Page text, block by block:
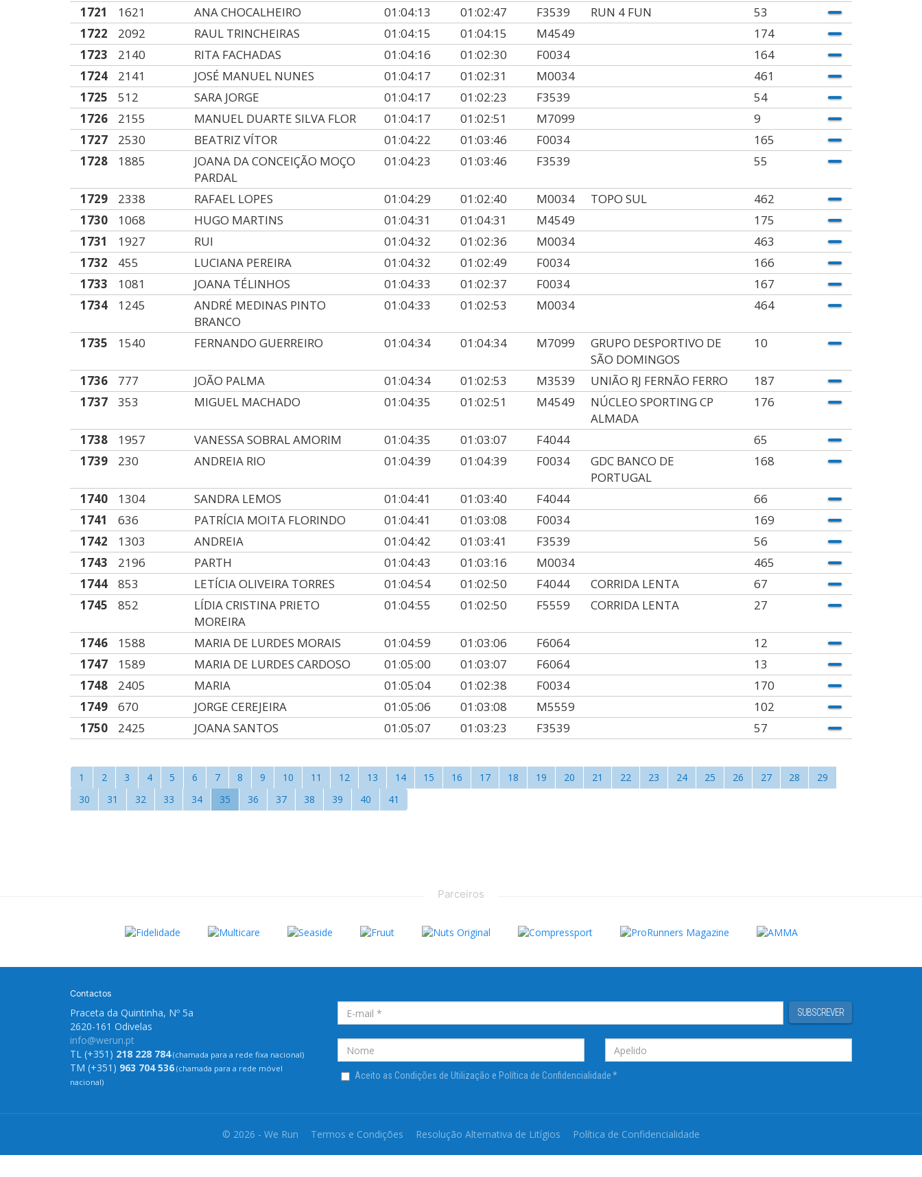
1721
1621 ANA CHOCALHEIRO 01:04:13 01:02:47 F3539 RUN 4 FUN
53
1722
2092 RAUL TRINCHEIRAS 01:04:15 01:04:15 M4549
174
1723
2140 RITA FACHADAS 01:04:16 01:02:30 F0034
164
1724
2141 JOSÉ MANUEL NUNES 01:04:17 01:02:31 M0034
461
1725
512 SARA JORGE 01:04:17 01:02:23 F3539
54
1726
2155 MANUEL DUARTE SILVA FLOR 01:04:17 01:02:51 M7099
9
1727
2530 BEATRIZ VÍTOR 01:04:22 01:03:46 F0034
165
1728
1885
JOANA DA CONCEIÇÃO MOÇO
PARDAL
01:04:23 01:03:46 F3539 55
1729 2338 RAFAEL LOPES 01:04:29 01:02:40 M0034 TOPO SUL
462
1730
1068 HUGO MARTINS 01:04:31 01:04:31 M4549
175
1731
1927 RUI 01:04:32 01:02:36 M0034
463
1732
455 LUCIANA PEREIRA 01:04:32 01:02:49 F0034
166
1733
1081 JOANA TÉLINHOS 01:04:33 01:02:37 F0034
167
1734
1245
ANDRÉ MEDINAS PINTO
BRANCO
01:04:33 01:02:53 M0034 464
1735 1540 FERNANDO GUERREIRO 01:04:34 01:04:34 M7099
GRUPO DESPORTIVO DE
SÃO DOMINGOS
10
1736 777 JOÃO PALMA 01:04:34 01:02:53 M3539 UNIÃO RJ FERNÃO FERRO
187
1737
353 MIGUEL MACHADO 01:04:35 01:02:51 M4549
NÚCLEO SPORTING CP
ALMADA
176
1738 1957 VANESSA SOBRAL AMORIM 01:04:35 01:03:07 F4044
65
1739
230 ANDREIA RIO 01:04:39 01:04:39 F0034
GDC BANCO DE
PORTUGAL
168
1740 1304 SANDRA LEMOS 01:04:41 01:03:40 F4044
66
1741
636 PATRÍCIA MOITA FLORINDO 01:04:41 01:03:08 F0034
169
1742
1303 ANDREIA 01:04:42 01:03:41 F3539
56
1743
2196 PARTH 01:04:43 01:03:16 M0034
465
1744
853 LETÍCIA OLIVEIRA TORRES 01:04:54 01:02:50 F4044 CORRIDA LENTA
67
1745
852
LÍDIA CRISTINA PRIETO
MOREIRA
01:04:55 01:02:50 F5559 CORRIDA LENTA 27
1746 1588 MARIA DE LURDES MORAIS 01:04:59 01:03:06 F6064
12
1747
1589 MARIA DE LURDES CARDOSO 01:05:00 01:03:07 F6064
13
1748
2405 MARIA 01:05:04 01:02:38 F0034
170
1749
670 JORGE CEREJEIRA 01:05:06 01:03:08 M5559
102
1750
2425 JOANA SANTOS 01:05:07 01:03:23 F3539 57
1 2 3 4 5 6 7 8 9 10 11 12 13 14 15 16 17 18 19 20 21 22 23 24 25 26 27 28
29
30
31 32 33 34 35 36 37 38 39 40 41
Parceiros
Contactos
Praceta da Quintinha, Nº 5a
2620-161 Odivelas
info@werun.pt
TL (+351) 218 228 784(chamada para a rede fixa nacional)
TM (+351) 963 704 536 (chamada para a rede móvel
nacional)
SUBSCREVER
Aceito as Condições de Utilização e Política de Confidencialidade*
© 2026 - We Run Termos e Condições Resolução Alternativa de Litígios Política de Confidencialidade